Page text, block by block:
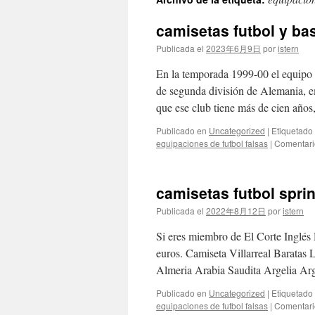
contenido
camisetas futbol y
Publicada el 2023年6月9日 poristern
En la temporada 1999-00 el
de segunda división de Alemania,
que ese club tiene más de cien
Publicado en Uncategorized | Etiquetado
equipaciones de futbol falsas |
camisetas futbol
Publicada el 2022年8月12日 poristern
Si eres miembro de El Corte
euros. Camiseta Villarreal
Almeria Arabia Saudita Argelia
Publicado en Uncategorized | Etiquetado
equipaciones de futbol falsas |